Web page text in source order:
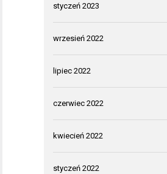
styczeń 2023
wrzesień 2022
lipiec 2022
czerwiec 2022
kwiecień 2022
styczeń 2022